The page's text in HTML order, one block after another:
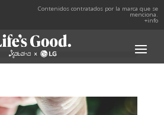
Contenidos contratados por la marca que se
menciona.
+info